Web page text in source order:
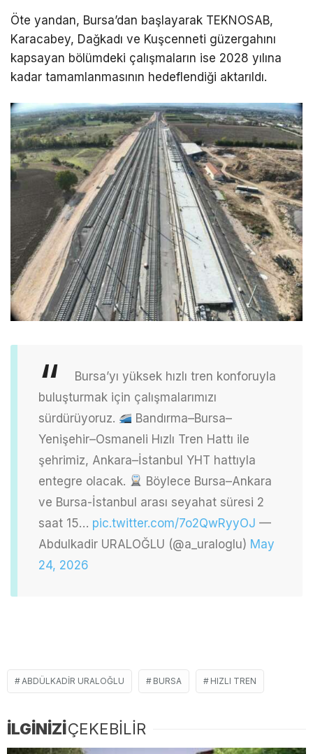
Öte yandan, Bursa’dan başlayarak TEKNOSAB,
Karacabey, Dağkadı ve Kuşcenneti güzergahını
kapsayan bölümdeki çalışmaların ise 2028 yılına
kadar tamamlanmasının hedeflendiği aktarıldı.
Bursa’yı yüksek hızlı tren konforuyla
buluşturmak için çalışmalarımızı
sürdürüyoruz.
Bandırma–Bursa–
Yenişehir–Osmaneli Hızlı Tren Hattı ile
şehrimiz, Ankara–İstanbul YHT hattıyla
entegre olacak.
Böylece Bursa–Ankara
ve Bursa-İstanbul arası seyahat süresi 2
saat 15… pic.twitter.com/7o2QwRyyOJ —
Abdulkadir URALOĞLU (@a_uraloglu) May
24, 2026
ABDÜLKADIR URALOĞLU BURSA HIZLI TREN
İLGİNİZİÇEKEBİLİR